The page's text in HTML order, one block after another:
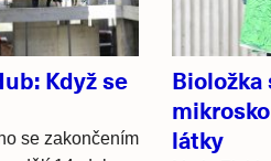
Když se
se zakončením
Bioložka
látky